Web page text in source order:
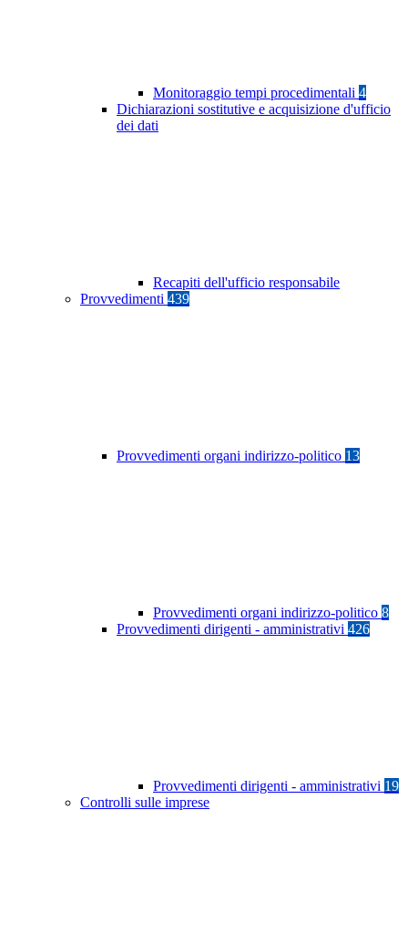
Monitoraggio tempi procedimentali 4
Dichiarazioni sostitutive e acquisizione d'ufficio
dei dati
Recapiti dell'ufficio responsabile
Provvedimenti 439
Provvedimenti organi indirizzo-politico 13
Provvedimenti organi indirizzo-politico 8
Provvedimenti dirigenti - amministrativi 426
Provvedimenti dirigenti - amministrativi 19
Controlli sulle imprese